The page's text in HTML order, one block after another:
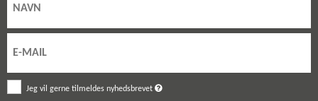
Jeg vil gerne tilmeldes nyhedsbrevet